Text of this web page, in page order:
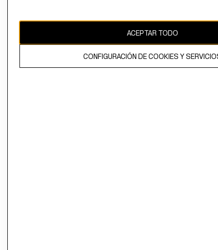
El contenido de esta página web está protegido por copyright y es
ACEPTAR TODO
CONFIGURACIÓN DE COOKIES Y